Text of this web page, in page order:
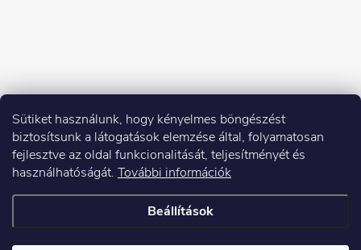
Sütiket használunk, hogy kényelmes böngészést
biztosítsunk a látogatások elemzése által, folyamatosan
fejlesztve az oldal funkcionalitását, teljesítményét és
használhatóságát. További információk
Beállítások
Copyright 2026Elektroshock.hu. Minden jog fenntartva.